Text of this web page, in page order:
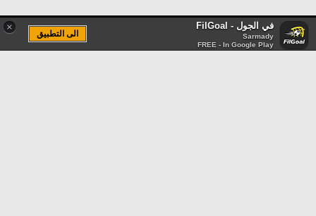
× في الجول - FilGoal
Sarmady
FREE - In Google Play
الى التطبيق